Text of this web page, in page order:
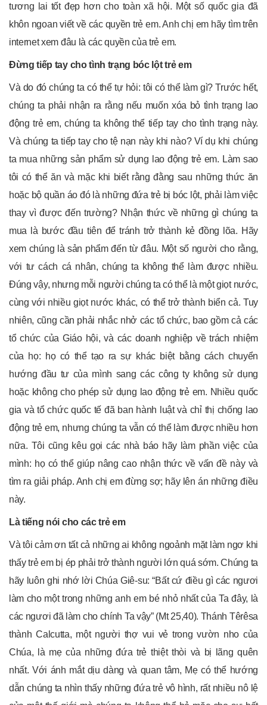
tương lai tốt đẹp hơn cho toàn xã hội. Một số quốc gia đã
khôn ngoan viết về các quyền trẻ em. Anh chị em hãy tìm trên
internet xem đâu là các quyền của trẻ em.
Đừng tiếp tay cho tình trạng bóc lột trẻ em
Và do đó chúng ta có thể tự hỏi: tôi có thể làm gì? Trước hết,
chúng ta phải nhận ra rằng nếu muốn xóa bỏ tình trạng lao
động trẻ em, chúng ta không thể tiếp tay cho tình trạng này.
Và chúng ta tiếp tay cho tệ nạn này khi nào? Ví dụ khi chúng
ta mua những sản phẩm sử dụng lao động trẻ em. Làm sao
tôi có thể ăn và mặc khi biết rằng đằng sau những thức ăn
hoặc bộ quần áo đó là những đứa trẻ bị bóc lột, phải làm việc
thay vì được đến trường? Nhận thức về những gì chúng ta
mua là bước đầu tiên để tránh trở thành kẻ đồng lõa. Hãy
xem chúng là sản phẩm đến từ đâu. Một số người cho rằng,
với tư cách cá nhân, chúng ta không thể làm được nhiều.
Đúng vậy, nhưng mỗi người chúng ta có thể là một giọt nước,
cùng với nhiều giọt nước khác, có thể trở thành biển cả. Tuy
nhiên, cũng cần phải nhắc nhở các tổ chức, bao gồm cả các
tổ chức của Giáo hội, và các doanh nghiệp về trách nhiệm
của họ: họ có thể tạo ra sự khác biệt bằng cách chuyển
hướng đầu tư của mình sang các công ty không sử dụng
hoặc không cho phép sử dụng lao động trẻ em. Nhiều quốc
gia và tổ chức quốc tế đã ban hành luật và chỉ thị chống lao
động trẻ em, nhưng chúng ta vẫn có thể làm được nhiều hơn
nữa. Tôi cũng kêu gọi các nhà báo hãy làm phần việc của
mình: họ có thể giúp nâng cao nhận thức về vấn đề này và
tìm ra giải pháp. Anh chị em đừng sợ; hãy lên án những điều
này.
Là tiếng nói cho các trẻ em
Và tôi cảm ơn tất cả những ai không ngoảnh mặt làm ngơ khi
thấy trẻ em bị ép phải trở thành người lớn quá sớm. Chúng ta
hãy luôn ghi nhớ lời Chúa Giê-su: “Bất cứ điều gì các ngươi
làm cho một trong những anh em bé nhỏ nhất của Ta đây, là
các ngươi đã làm cho chính Ta vậy” (Mt 25,40). Thánh Têrêsa
thành Calcutta, một người thợ vui vẻ trong vườn nho của
Chúa, là mẹ của những đứa trẻ thiệt thòi và bị lãng quên
nhất. Với ánh mắt dịu dàng và quan tâm, Mẹ có thể hướng
dẫn chúng ta nhìn thấy những đứa trẻ vô hình, rất nhiều nô lệ